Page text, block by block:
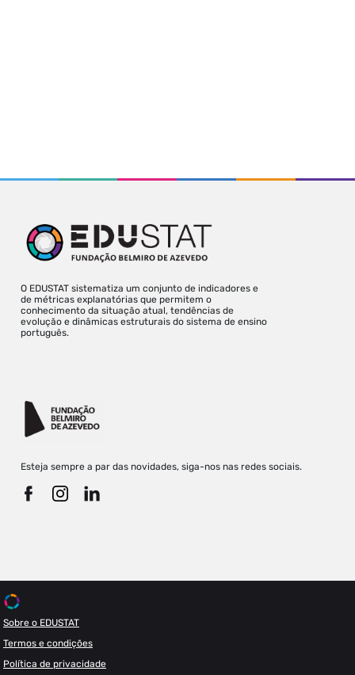
O EDUSTAT sistematiza um conjunto de indicadores e
de métricas explanatórias que permitem o
conhecimento da situação atual, tendências de
evolução e dinâmicas estruturais do sistema de ensino
português.
Esteja sempre a par das novidades, siga-nos nas redes sociais.
Sobre o EDUSTAT
Termos e condições
Política de privacidade